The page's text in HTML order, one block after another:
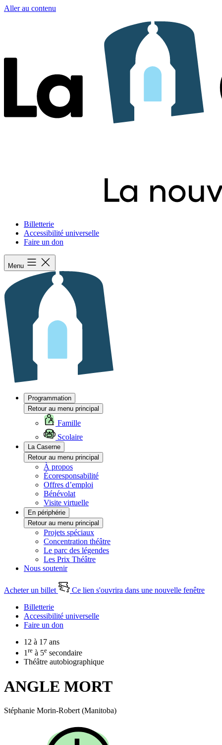
Aller au contenu
Billetterie
Accessibilité universelle
Faire un don
Menu
Programmation
Retour au menu principal
Famille
Scolaire
La Caserne
Retour au menu principal
À propos
Écoresponsabilité
Offres d’emploi
Bénévolat
Visite virtuelle
En périphérie
Retour au menu principal
Projets spéciaux
Concentration théâtre
Le parc des légendes
Les Prix Théâtre
Nous soutenir
Acheter un billet
Ce lien s'ouvrira dans une nouvelle fenêtre
Billetterie
Accessibilité universelle
Faire un don
12 à 17 ans
1 re à 5e secondaire
Théâtre autobiographique
ANGLE MORT
Stéphanie Morin-Robert (Manitoba)